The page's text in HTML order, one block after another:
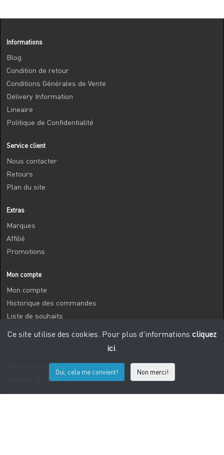
Informations
Blog
Condition de retour
Conditions Générales de Vente
Delivery Information
Lineaire
Politique de Confidentialité
Service client
Nous contacter
Retours
Plan du site
Extras
Marques
Affilié
Promotions
Mon compte
Mon compte
Historique des commandes
Liste de souhaits
Propulsé par
Lineaire © 2026
Ce site utilise des cookies. Pour plus d'informations cliquez
ici.
Oui, cela me convient! Non merci!